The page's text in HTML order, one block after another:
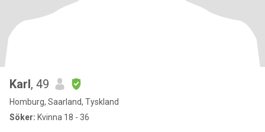
Karl, 49
Homburg, Saarland, Tyskland
Söker: Kvinna 18 - 36